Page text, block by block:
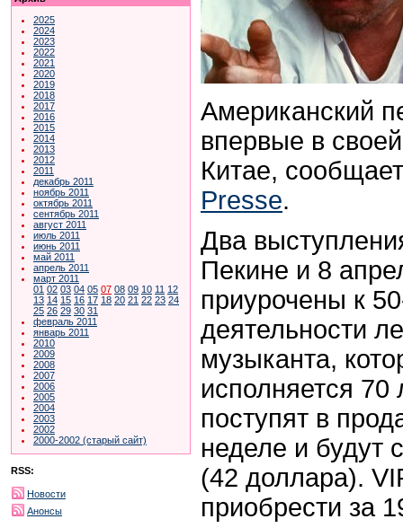
2025
2024
2023
2022
2021
2020
2019
2018
2017
2016
2015
2014
2013
2012
2011
декабрь 2011
ноябрь 2011
октябрь 2011
сентябрь 2011
август 2011
июль 2011
июнь 2011
май 2011
апрель 2011
март 2011
01 02 03 04 05 07 08 09 10 11 12
13 14 15 16 17 18 20 21 22 23 24
25 26 29 30 31
февраль 2011
январь 2011
2010
2009
2008
2007
2006
2005
2004
2003
2002
2000-2002 (старый сайт)
RSS:
Новости
Анонсы
Американский
впервые в
Китае,
Presse.
Два
Пекине и 8
приурочены к
деятельности
музыканта,
исполняется
поступят в
неделе и будут
(42 доллара).
приобрести за